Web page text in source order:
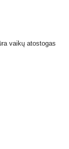
vaikų atostogas